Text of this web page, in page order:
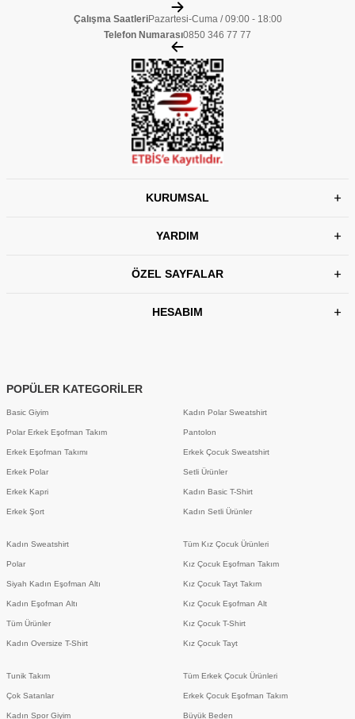
Çalışma SaatleriPazartesi-Cuma / 09:00 - 18:00
Telefon Numarası0850 346 77 77
KURUMSAL
YARDIM
ÖZEL SAYFALAR
HESABIM
POPÜLER KATEGORİLER
Basic Giyim
Polar Erkek Eşofman Takım
Erkek Eşofman Takımı
Erkek Polar
Erkek Kapri
Erkek Şort
Kadın Sweatshirt
Polar
Siyah Kadın Eşofman Altı
Kadın Eşofman Altı
Tüm Ürünler
Kadın Oversize T-Shirt
Tunik Takım
Çok Satanlar
Kadın Spor Giyim
Kadın Polar Sweatshirt
Pantolon
Erkek Çocuk Sweatshirt
Setli Ürünler
Kadın Basic T-Shirt
Kadın Setli Ürünler
Tüm Kız Çocuk Ürünleri
Kız Çocuk Eşofman Takım
Kız Çocuk Tayt Takım
Kız Çocuk Eşofman Alt
Kız Çocuk T-Shirt
Kız Çocuk Tayt
Tüm Erkek Çocuk Ürünleri
Erkek Çocuk Eşofman Takım
Büyük Beden